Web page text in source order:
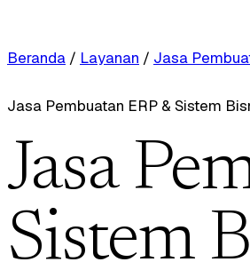
Beranda / Layanan / Jasa
Jasa Pembuatan ERP & Sistem
Jasa
Sistem